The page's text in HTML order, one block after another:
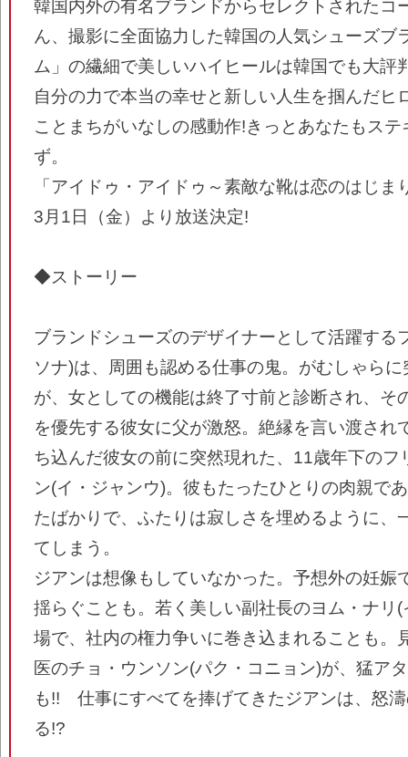
韓国内外の有名ブランドからセレクトされたコ
ん、撮影に全面協力した韓国の人気シューズブ
ム」の繊細で美しいハイヒールは韓国でも大評
自分の力で本当の幸せと新しい人生を掴んだヒ
ことまちがいなしの感動作!きっとあなたもス
ず。
「アイドゥ・アイドゥ～素敵な靴は恋のはじま
3月1日（金）より放送決定!
◆ストーリー
ブランドシューズのデザイナーとして活躍する
ソナ)は、周囲も認める仕事の鬼。がむしゃら
が、女としての機能は終了寸前と診断され、そ
を優先する彼女に父が激怒。絶縁を言い渡され
ち込んだ彼女の前に突然現れた、11歳年下のフ
ン(イ・ジャンウ)。彼もたったひとりの肉親で
たばかりで、ふたりは寂しさを埋めるように、
てしまう。
ジアンは想像もしていなかった。予想外の妊娠
揺らぐことも。若く美しい副社長のヨム・ナリ
場で、社内の権力争いに巻き込まれることも。
医のチョ・ウンソン(パク・コニョン)が、猛ア
も!! 仕事にすべてを捧げてきたジアンは、怒
る!?